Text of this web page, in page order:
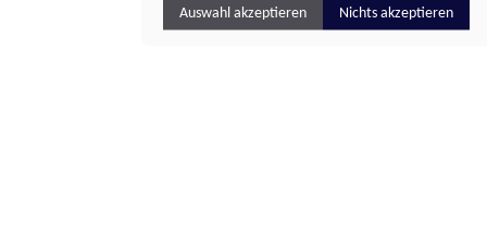
Auswahl akzeptieren Nichts akzeptieren